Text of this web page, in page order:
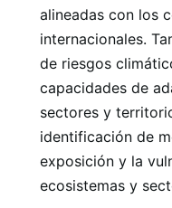
alineadas con los
internacionales.
de riesgos
capacidades de
sectores y
identificación de
exposición y la
ecosistemas y